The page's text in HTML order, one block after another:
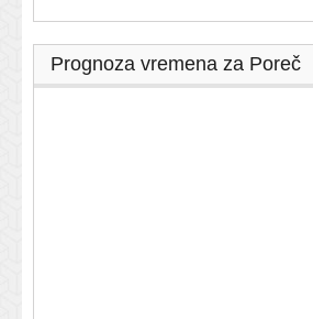
Prognoza vremena za Poreč